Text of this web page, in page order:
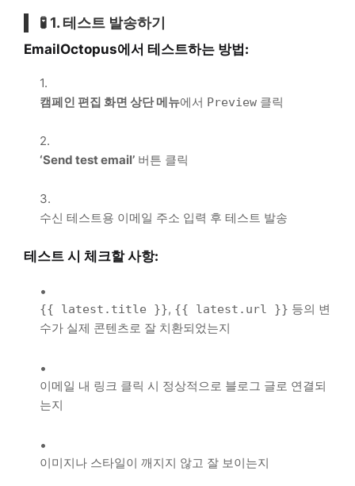
🧪 1. 테스트 발송하기
EmailOctopus에서 테스트하는 방법:
캠페인 편집 화면 상단 메뉴에서 Preview 클릭
‘Send test email’ 버튼 클릭
수신 테스트용 이메일 주소 입력 후 테스트 발송
테스트 시 체크할 사항:
{{ latest.title }}, {{ latest.url }} 등의 변
수가 실제 콘텐츠로 잘 치환되었는지
이메일 내 링크 클릭 시 정상적으로 블로그 글로 연결되
는지
이미지나 스타일이 깨지지 않고 잘 보이는지